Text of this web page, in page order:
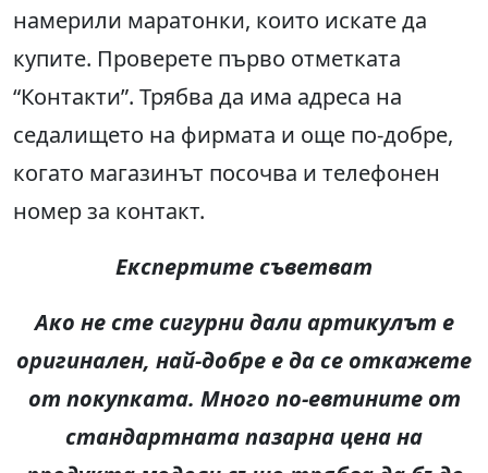
намерили маратонки, които искате да
купите. Проверете първо отметката
“Контакти”. Трябва да има адреса на
седалището на фирмата и още по-добре,
когато магазинът посочва и телефонен
номер за контакт.
Експертите съветват
Ако не сте сигурни дали артикулът е
оригинален, най-добре е да се откажете
от покупката. Много по-евтините от
стандартната пазарна цена на